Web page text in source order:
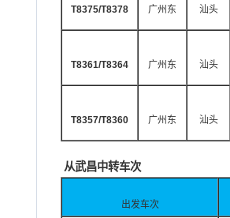
T8375/T8378 广州东 汕头
T8361/T8364 广州东 汕头
T8357/T8360 广州东 汕头
从武昌中转车次
出发车次